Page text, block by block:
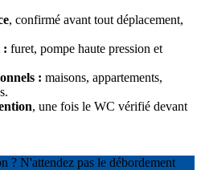
, confirmé avant tout déplacement,
: furet, pompe haute pression et
: maisons, appartements,
, une fois le WC vérifié devant
? N'attendez pas le débordement